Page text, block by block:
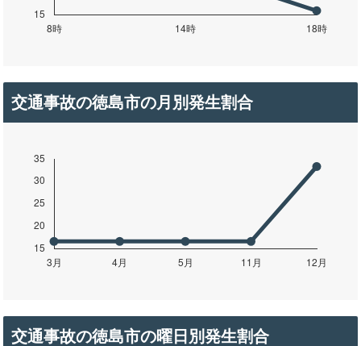
交通事故の徳島市の月別発生割合
交通事故の徳島市の曜日別発生割合